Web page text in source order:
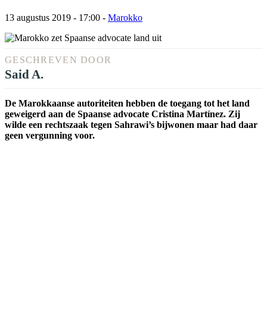
13 augustus 2019 - 17:00 - Marokko
GESCHREVEN DOOR
Said A.
De Marokkaanse autoriteiten hebben de toegang tot het land
geweigerd aan de Spaanse advocate Cristina Martínez. Zij
wilde een rechtszaak tegen Sahrawi’s bijwonen maar had daar
geen vergunning voor.